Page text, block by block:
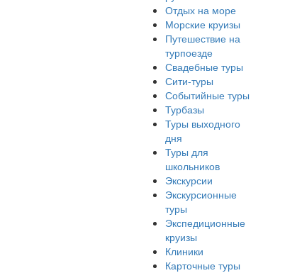
Отдых на море
Морские круизы
Путешествие на
турпоезде
Свадебные туры
Сити-туры
Событийные туры
Турбазы
Туры выходного
дня
Туры для
школьников
Экскурсии
Экскурсионные
туры
Экспедиционные
круизы
Клиники
Карточные туры